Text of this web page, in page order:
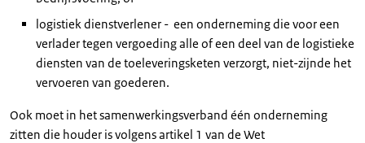
logistiek dienstverlener - een onderneming die voor een
verlader tegen vergoeding alle of een deel van de logistieke
diensten van de toeleveringsketen verzorgt, niet-zijnde het
vervoeren van goederen.
Ook moet in het samenwerkingsverband één onderneming
zitten die houder is volgens artikel 1 van de Wet